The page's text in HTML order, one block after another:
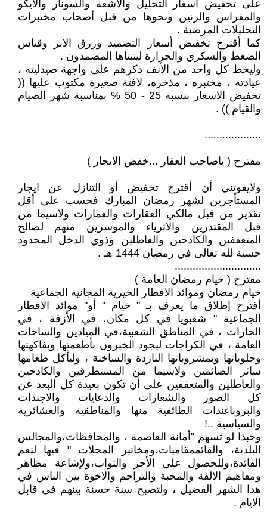
على تخفيض أسعار التحليل والاشعة والسونار والايكو
والمفراس والرنين ونحوها من قبل أصحاب مختبرات
التحليلات المرضية .
كما أقترح تخفيض أسعار التضميد وزرق الابر وقياس
الضغط والسكري والحرارة ليتبناها المضمدون .
وليخط كل واحد من الأنف ذكرهم على واجهة صيدليته ،
عيادته ، مختبره ، مذخره، لافتة صغيرة مكتوب عليها ((
تخفيض الاسعار بنسبة 25 - 50 % بمناسبة شهر الصيام
والقيام )) .
...................
مقترح ( ياصاحب العقار ...خفض الايجار )
ولايفوتني أن أقترح تخفيض أو التنازل عن ايجار
المستأجرين لشهر رمضان المبارك فحسب على أقل
تقدير من قبل مالكي العقارات والعمارات ولاسيما من
قبل المقتدرين والاثرياء والموسرين منهم لصالح
المتعففين والكادحين والعاطلين وذوي الدخل المحدود
حسبة لله تعالى في رمضان 1444 هـ .
.............................
مقترح ( خيام رمضان العامة )
خيام رمضان وموائد الافطار الخيرية المجانية الجماعية
أقترح إطلاق ما يعرف بـ " خيام " أو" موائد الافطار
الجماعية " شعبويا في كل مكان، في الأزقة ، في
الحارات ، في المناطق الشعبية،في الميادين والساحات
العامة ، في الكراجات ليجود الخيرون بأطعمتها وبفاكهتها
وحلوياتها وبمشروباتها الباردة والساخنة ، وليأكل طعامها
سائر الصائمين ولاسيما من المستطرقين والكادحين
والعاطلين والمتعففين على أن تكون بعيدة كل البعد عن
كل الصور والشعارات والدعايات والاجندات
والبروباغندات الطائفية منها والمناطقية والعشائرية
والسياسية ..!
وحبذا لو تسهم "أمانة العاصمة ، والمحافظات،والمجالس
البلدية، والقائممقاميات،ومخاتير المحلات " فيها لتعم
الفائدة،وللحصول على الأجر والثواب،ولإشاعة مظاهر
ومفاهيم الالفة والمحبة والتراحم والاخوة بين الناس في
هذا الشهر الفضيل ، ولتصبح سنة حسنة بينهم في قابل
الايام .